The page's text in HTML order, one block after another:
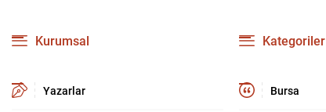
Kurumsal
Yazarlar
Kategoriler
Bursa